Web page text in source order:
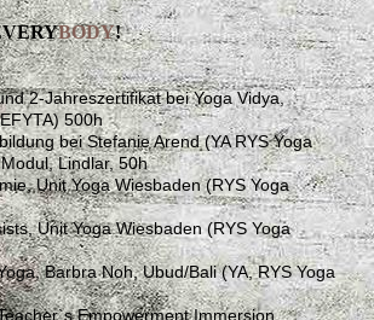
BODY!
2-Jahreszertifikat bei Yoga Vidya,
500h
bei Stefanie Arend (YA RYS Yoga
Lindlar, 50h
Unit Yoga Wiesbaden (RYS Yoga
Unit Yoga Wiesbaden (RYS Yoga
Barbra Noh, Ubud/Bali (YA, RYS Yoga
Empowerment Immersion,